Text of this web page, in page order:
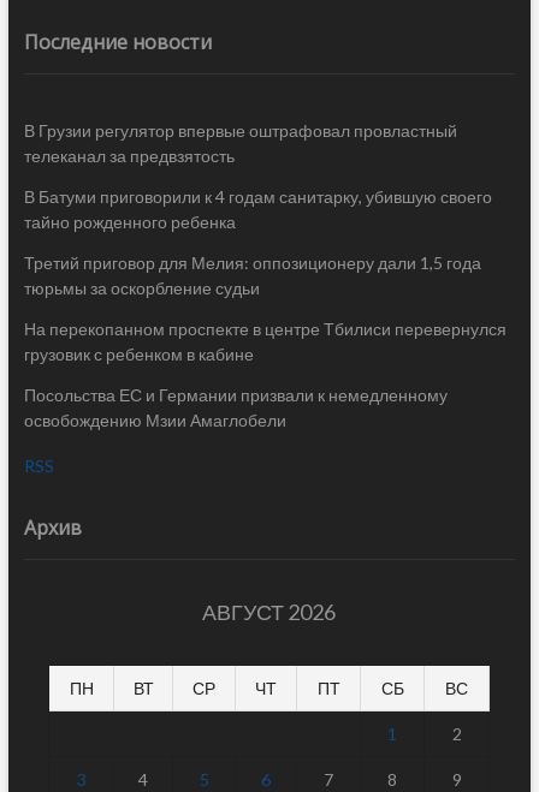
Последние новости
В Грузии регулятор впервые оштрафовал провластный
телеканал за предвзятость
В Батуми приговорили к 4 годам санитарку, убившую своего
тайно рожденного ребенка
Третий приговор для Мелия: оппозиционеру дали 1,5 года
тюрьмы за оскорбление судьи
На перекопанном проспекте в центре Тбилиси перевернулся
грузовик с ребенком в кабине
Посольства ЕС и Германии призвали к немедленному
освобождению Мзии Амаглобели
RSS
Архив
АВГУСТ 2026
ПН ВТ СР ЧТ ПТ СБ ВС
1 2
3 4 5 6 7 8 9